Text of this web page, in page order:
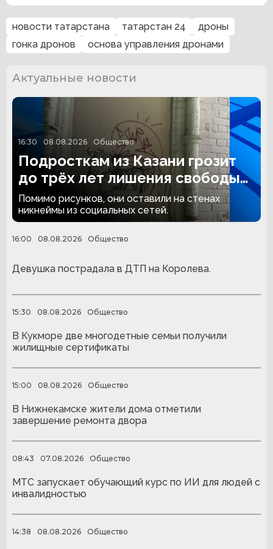
новости татарстана татарстан 24
дроны
гонка дронов
основа управления дронами
Актуальные новости
16:30 08.08.2026 Общество
Подросткам из Казани грозит
до трёх лет лишения свободы
за граффити
Помимо рисунков, они оставили на стенах
никнеймы из социальных сетей.
16:00 08.08.2026 Общество
Девушка пострадала в ДТП на Королева.
15:30 08.08.2026 Общество
В Кукморе две многодетные семьи получили
жилищные сертификаты
15:00 08.08.2026 Общество
В Нижнекамске жители дома отметили
завершение ремонта двора
08:43 07.08.2026 Общество
МТС запускает обучающий курс по ИИ для людей с
инвалидностью
14:38 08.08.2026 Общество